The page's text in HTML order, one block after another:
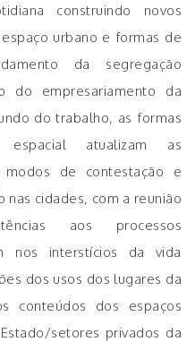
construindo novos
urbano e formas de
da segregação
do empresariamento da
do trabalho, as formas
atualizam as
modos de contestação e
cidades, com a reunião
aos processos
nos interstícios da vida
dos usos dos lugares da
conteúdos dos espaços
setores privados da